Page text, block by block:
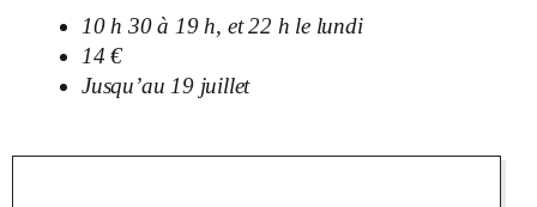
10 h 30 à 19 h, et 22 h le lundi
14 €
Jusqu’au 19 juillet